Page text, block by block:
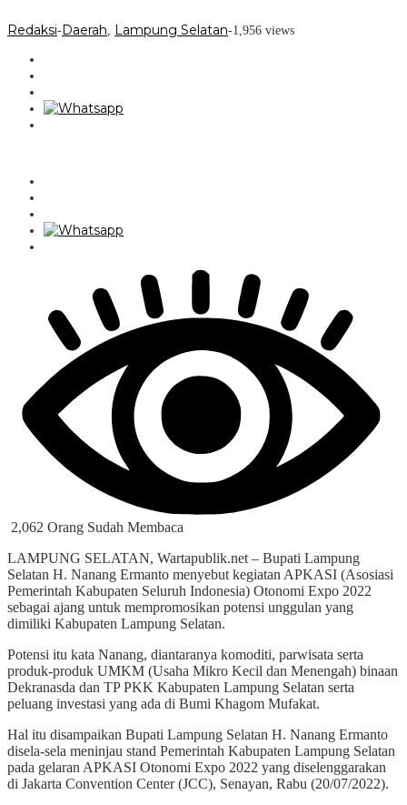
Redaksi-Daerah Lampung Selatan-1,956 views
2,062 Orang Sudah Membaca
LAMPUNG SELATAN, Wartapublik.net – Bupati Lampung
Selatan H. Nanang Ermanto menyebut kegiatan APKASI (Asosiasi
Pemerintah Kabupaten Seluruh Indonesia) Otonomi Expo 2022
sebagai ajang untuk mempromosikan potensi unggulan yang
dimiliki Kabupaten Lampung Selatan.
Potensi itu kata Nanang, diantaranya komoditi, parwisata serta
produk-produk UMKM (Usaha Mikro Kecil dan Menengah) binaan
Dekranasda dan TP PKK Kabupaten Lampung Selatan serta
peluang investasi yang ada di Bumi Khagom Mufakat.
Hal itu disampaikan Bupati Lampung Selatan H. Nanang Ermanto
disela-sela meninjau stand Pemerintah Kabupaten Lampung Selatan
pada gelaran APKASI Otonomi Expo 2022 yang diselenggarakan
di Jakarta Convention Center (JCC), Senayan, Rabu (20/07/2022).